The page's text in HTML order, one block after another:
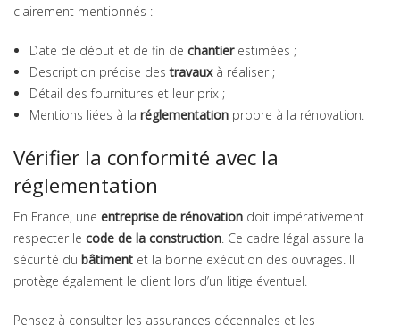
clairement mentionnés :
Date de début et de fin de chantierestimées ;
Description précise destravauxà réaliser ;
Détail des fournitures et leur prix ;
Mentions liées à la réglementationpropre à la rénovation.
Vérifier la conformité avec la
réglementation
En France, une entreprise de rénovation doit impérativement
respecter le code de la construction. Ce cadre légal assure la
sécurité du bâtiment et la bonne exécution des ouvrages. Il
protège également le client lors d’un litige éventuel.
Pensez à consulter les assurances décennales et les